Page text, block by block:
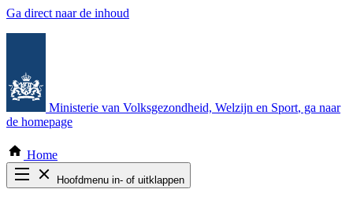
Ga direct naar de inhoud
Ministerie van Volksgezondheid, Welzijn en Sport, ga naar
de homepage
Home
Hoofdmenu in- of uitklappen